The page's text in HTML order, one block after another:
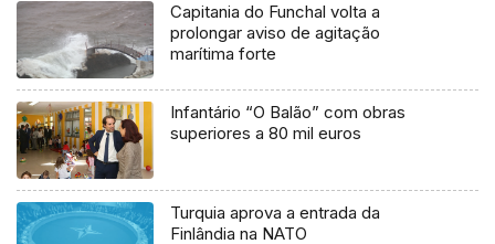
Capitania do Funchal volta a
prolongar aviso de agitação
marítima forte
Infantário “O Balão” com obras
superiores a 80 mil euros
Turquia aprova a entrada da
Finlândia na NATO